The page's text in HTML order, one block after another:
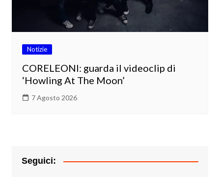
Notizie
CORELEONI: guarda il videoclip di
‘Howling At The Moon’
7 Agosto 2026
Seguici: